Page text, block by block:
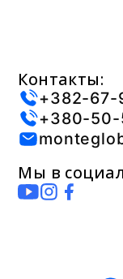
Контакты:
+382-67-
+380-
Мы в